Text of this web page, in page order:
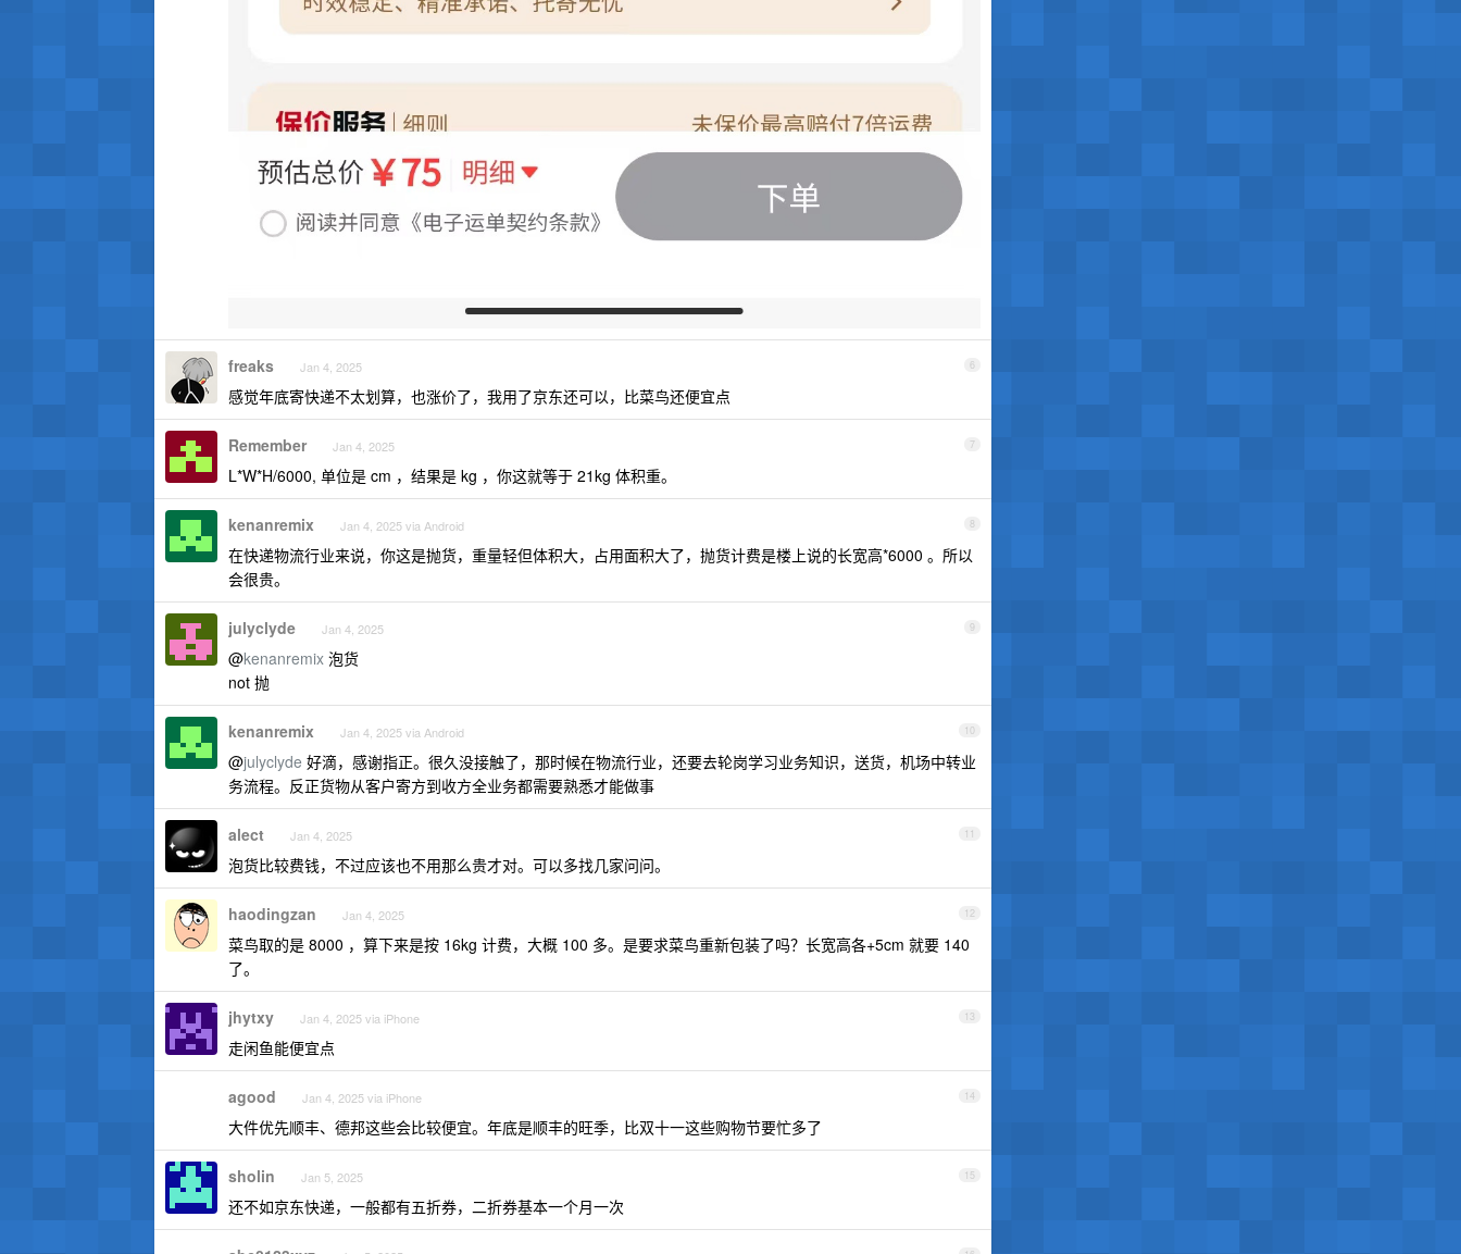
6
freaks Jan 4, 2025
感觉年底寄快递不太划算，也涨价了，我用了京东还可以，比菜鸟还便宜点
7
Remember Jan 4, 2025
L*W*H/6000, 单位是 cm ，结果是 kg ，你这就等于 21kg 体积重。
8
kenanremix Jan 4, 2025 via Android
在快递物流行业来说，你这是抛货，重量轻但体积大，占用面积大了，抛货计费是楼上说的长宽高*6000 。所以
会很贵。
9
julyclyde Jan 4, 2025
@kenanremix 泡货
not 抛
10
kenanremix Jan 4, 2025 via Android
@julyclyde 好滴，感谢指正。很久没接触了，那时候在物流行业，还要去轮岗学习业务知识，送货，机场中转业
务流程。反正货物从客户寄方到收方全业务都需要熟悉才能做事
11
alect Jan 4, 2025
泡货比较费钱，不过应该也不用那么贵才对。可以多找几家问问。
12
haodingzan Jan 4, 2025
菜鸟取的是 8000 ，算下来是按 16kg 计费，大概 100 多。是要求菜鸟重新包装了吗？长宽高各+5cm 就要 140
了。
13
jhytxy Jan 4, 2025 via iPhone
走闲鱼能便宜点
14
agood Jan 4, 2025 via iPhone
大件优先顺丰、德邦这些会比较便宜。年底是顺丰的旺季，比双十一这些购物节要忙多了
15
sholin Jan 5, 2025
还不如京东快递，一般都有五折券，二折券基本一个月一次